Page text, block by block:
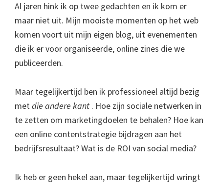
Al jaren hink ik op twee gedachten en ik kom er
maar niet uit. Mijn mooiste momenten op het web
komen voort uit mijn eigen blog, uit evenementen
die ik er voor organiseerde, online zines die we
publiceerden.
Maar tegelijkertijd ben ik professioneel altijd bezig
metdie andere kant . Hoe zijn sociale netwerken in
te zetten om marketingdoelen te behalen? Hoe kan
een online contentstrategie bijdragen aan het
bedrijfsresultaat? Wat is de ROI van social media?
Ik heb er geen hekel aan, maar tegelijkertijd wringt